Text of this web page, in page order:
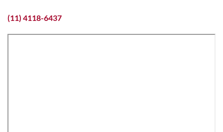
(11) 4118-6437